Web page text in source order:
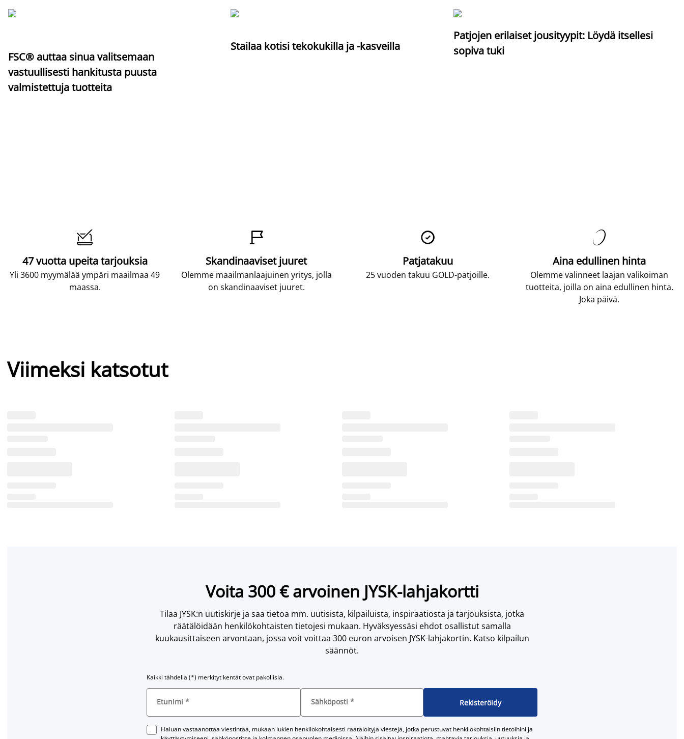
FSC® auttaa sinua valitsemaan
vastuullisesti hankitusta puusta
valmistettuja tuotteita
Stailaa kotisi tekokukilla ja -kasveilla
Patjojen erilaiset jousityypit: Löydä itsellesi
sopiva tuki

47 vuotta upeita tarjouksia
Yli 3600 myymälää ympäri maailmaa 49
maassa.

Skandinaaviset juuret
Olemme maailmanlaajuinen yritys, jolla
on skandinaaviset juuret.

Patjatakuu
25 vuoden takuu GOLD-patjoille.

Aina edullinen hinta
Olemme valinneet laajan valikoiman
tuotteita, joilla on aina edullinen hinta.
Joka päivä.
Viimeksi katsotut
Voita 300 € arvoinen JYSK-lahjakortti
Tilaa JYSK:n uutiskirje ja saa tietoa mm. uutisista, kilpailuista, inspiraatiosta ja tarjouksista, jotka
räätälöidään henkilökohtaisten tietojesi mukaan. Hyväksyessäsi ehdot osallistut samalla
kuukausittaiseen arvontaan, jossa voit voittaa 300 euron arvoisen JYSK-lahjakortin. Katso kilpailun
säännöt.
Kaikki tähdellä (*) merkityt kentät ovat pakollisia.
Etunimi * Sähköposti * Rekisteröidy
Haluan vastaanottaa viestintää, mukaan lukien henkilökohtaisesti räätälöityjä viestejä, jotka perustuvat henkilökohtaisiin tietoihini ja